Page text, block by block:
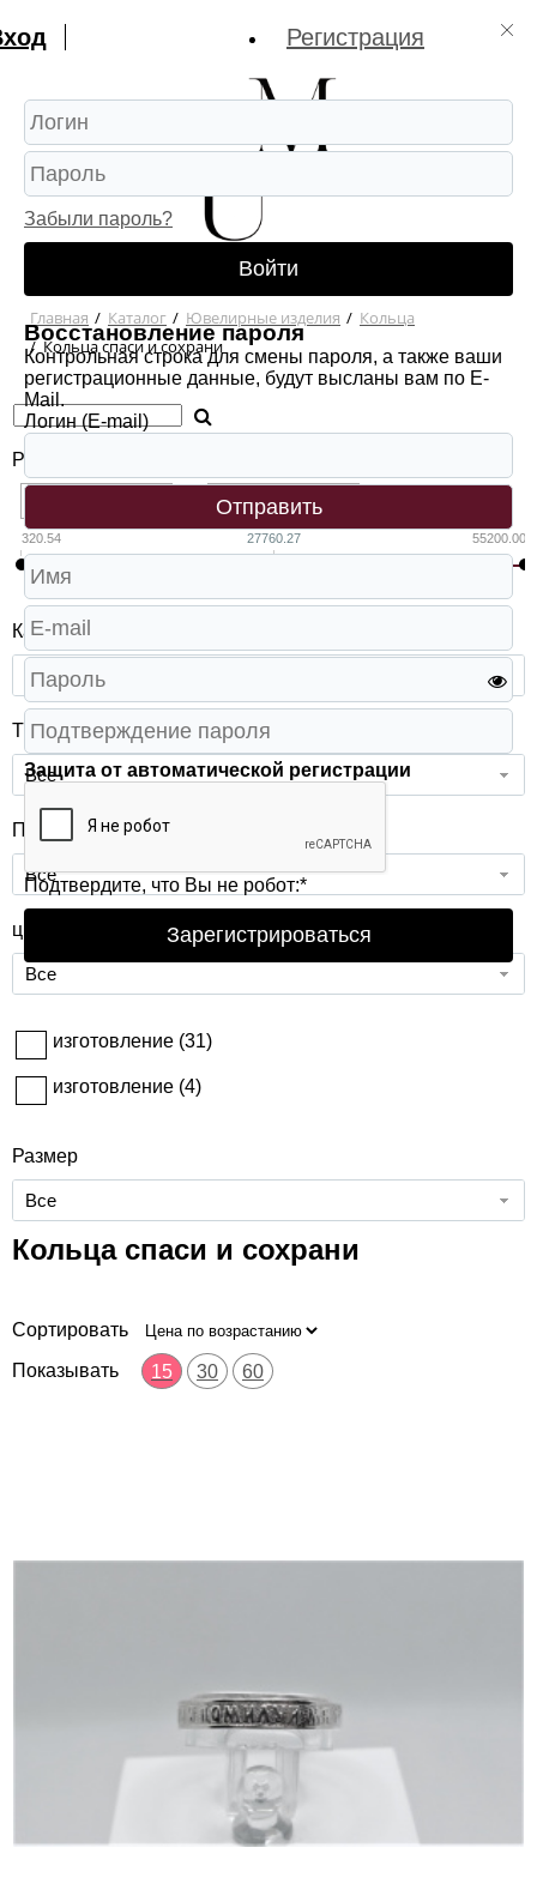
Главная / Каталог / Ювелирные изделия / Кольца
/ Кольца спаси и сохрани
Розничная цена
320.54 27760.27 55200.00
Категории
Все
Тип изделия
Все
Проба
Все
цвет металла
Все
изготовление (31)
изготовление (4)
Размер
Все
Кольца спаси и сохрани
Сортировать
Показывать
15 30 60
Регистрация
Забыли пароль?
Войти
Восстановление пароля
Контрольная строка для смены пароля, а также ваши
регистрационные данные, будут высланы вам по E-
Mail.
Логин (E-mail)
Защита от автоматической регистрации
Подтвердите, что Вы не робот:*
Зарегистрироваться